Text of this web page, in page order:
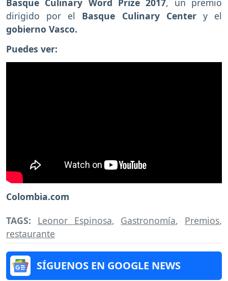
Basque Culinary Word Prize 2017, un premio
dirigido por el Basque Culinary Center y el
gobierno Vasco.
Puedes ver:
Colombia.com
TAGS: Leonor Espinosa, Gastronomía, Premios,
restaurante
SÍGUENOS EN GOOGLE NEWS